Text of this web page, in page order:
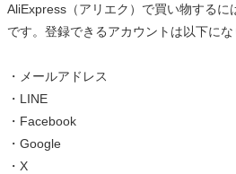
AliExpress（アリエク）で買い物するに
です。登録できるアカウントは以下にな
・メールアドレス
・LINE
・Facebook
・Google
・X